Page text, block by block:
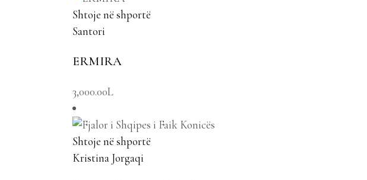
Shtoje në shportë
Santori
ERMIRA
3,000.00L
Shtoje në shportë
Kristina Jorgaqi